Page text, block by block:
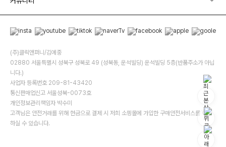
(주)클릭앤퍼니/김예중
02880 서울특별시 성북구 성북로 49 (성북동, 운석빌딩) 운석빌딩 5층(반품주소가 아닙
니다.)
사업자 등록번호 209-81-43420
통신판매업신고 서울성북-0073호
개인정보관리책임자 박수미
고객님은 안전거래를 위해 현금으로 결제 시 저희 소핑몰에 가입한 구매안전서비스를 이용
하실 수 있습니다.